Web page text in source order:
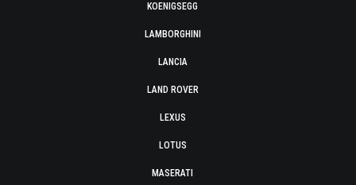
KOENIGSEGG
LAMBORGHINI
LANCIA
LAND ROVER
LEXUS
LOTUS
MASERATI